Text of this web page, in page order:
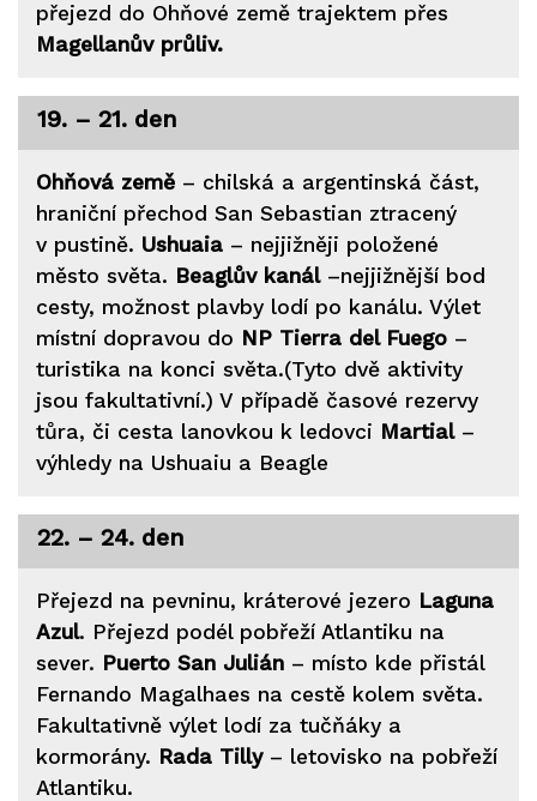
přejezd do Ohňové země trajektem přes
Magellanův průliv.
19. – 21. den
Ohňová země – chilská a argentinská část,
hraniční přechod San Sebastian ztracený
v pustině. Ushuaia – nejjižněji položené
město světa. Beaglův kanál–nejjižnější bod
cesty, možnost plavby lodí po kanálu. Výlet
místní dopravou do NP Tierra del Fuego –
turistika na konci světa.(Tyto dvě aktivity
jsou fakultativní.) V případě časové rezervy
tůra, či cesta lanovkou k ledovci Martial–
výhledy na Ushuaiu a Beagle
22. – 24. den
Přejezd na pevninu, kráterové jezero Laguna
Azul. Přejezd podél pobřeží Atlantiku na
sever. Puerto San Julián – místo kde přistál
Fernando Magalhaes na cestě kolem světa.
Fakultativně výlet lodí za tučňáky a
kormorány. Rada Tilly– letovisko na pobřeží
Atlantiku.